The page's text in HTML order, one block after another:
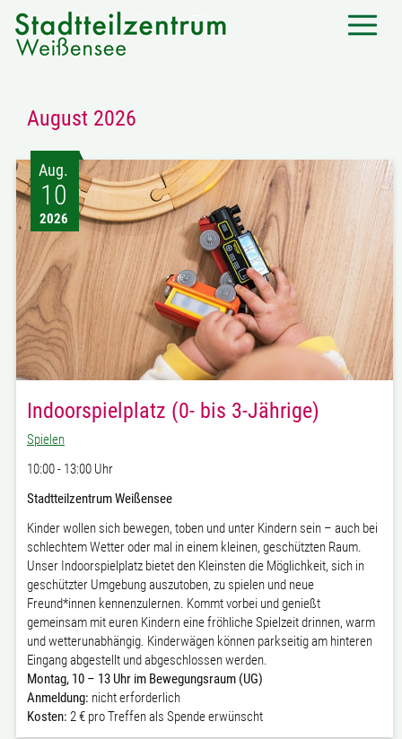
August 2026
Aug.
10
2026
Indoorspielplatz (0- bis 3-Jährige)
Spielen
10:00 - 13:00 Uhr
Stadtteilzentrum Weißensee
Kinder wollen sich bewegen, toben und unter Kindern sein – auch bei
schlechtem Wetter oder mal in einem kleinen, geschützten Raum.
Unser Indoorspielplatz bietet den Kleinsten die Möglichkeit, sich in
geschützter Umgebung auszutoben, zu spielen und neue
Freund*innen kennenzulernen. Kommt vorbei und genießt
gemeinsam mit euren Kindern eine fröhliche Spielzeit drinnen, warm
und wetterunabhängig. Kinderwägen können parkseitig am hinteren
Eingang abgestellt und abgeschlossen werden.
Montag, 10 – 13 Uhr im Bewegungsraum (UG)
Anmeldung: nicht erforderlich
Kosten: 2 € pro Treffen als Spende erwünscht